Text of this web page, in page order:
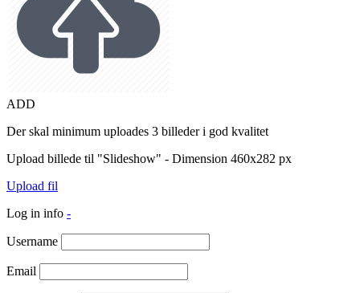
ADD
Der skal minimum uploades 3 billeder i god kvalitet
Upload billede til "Slideshow" - Dimension 460x282 px
Upload fil
Log in info -
Username
Email